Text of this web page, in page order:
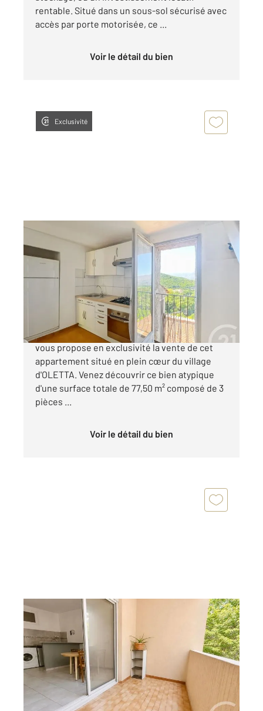
rentable. Situé dans un sous-sol sécurisé avec
accès par porte motorisée, ce ...
Voir le détail du bien
Exclusivité
30,83 m
, 4 pièces
Ref : 652
Appartement T4 à vendre
97 500 €
Votre agence CENTURY 21 Dary Immobilier
vous propose en exclusivité la vente de cet
appartement situé en plein cœur du village
d'OLETTA. Venez découvrir ce bien atypique
d'une surface totale de 77,50 m² composé de 3
pièces ...
Voir le détail du bien
SAN MARTINO DI LOTA 202
28,92 m
, 1 pièce
Ref : 876
Appartement Studio à vendre
101 200 €